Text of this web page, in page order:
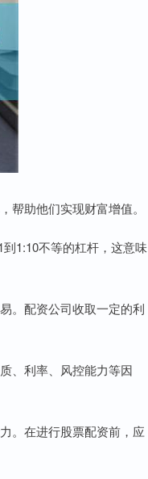
助他们实现财富增值。
1:10不等的杠杆，这意味
。配资公司收取一定的利
、利率、风控能力等因
。在进行股票配资前，应